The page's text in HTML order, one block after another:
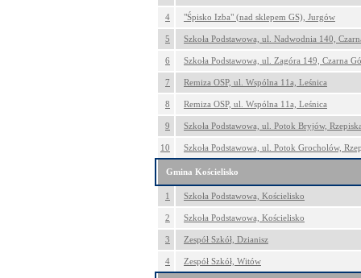
4 "Śpisko Izba" (nad sklepem GS), Jurgów
5 Szkoła Podstawowa, ul. Nadwodnia 140,
6 Szkoła Podstawowa, ul. Zagóra 149, Czarna
7 Remiza OSP, ul. Wspólna 11a, Leśnica
8 Remiza OSP, ul. Wspólna 11a, Leśnica
9 Szkoła Podstawowa, ul. Potok Bryjów,
10 Szkoła Podstawowa, ul. Potok Grocholów,
Gmina Kościelisko
1 Szkoła Podstawowa, Kościelisko
2 Szkoła Podstawowa, Kościelisko
3 Zespół Szkół, Dzianisz
4 Zespół Szkół, Witów